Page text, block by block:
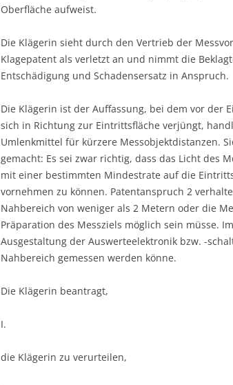
Oberfläche aufweist.
Die Klägerin sieht durch den Vertrieb der
Klagepatent als verletzt an und nimmt die
Entschädigung und Schadensersatz in Anspruch.
Die Klägerin ist der Auffassung, bei dem vor der
sich in Richtung zur Eintrittsfläche verjüngt,
Umlenkmittel für kürzere Messobjektdistanzen.
gemacht: Es sei zwar richtig, dass das Licht des
mit einer bestimmten Mindestrate auf die
vornehmen zu können. Patentanspruch 2
Nahbereich von weniger als 2 Metern oder die
Präparation des Messziels möglich sein müsse.
Ausgestaltung der Auswerteelektronik bzw. -
Nahbereich gemessen werden könne.
Die Klägerin beantragt,
I.
die Klägerin zu verurteilen,